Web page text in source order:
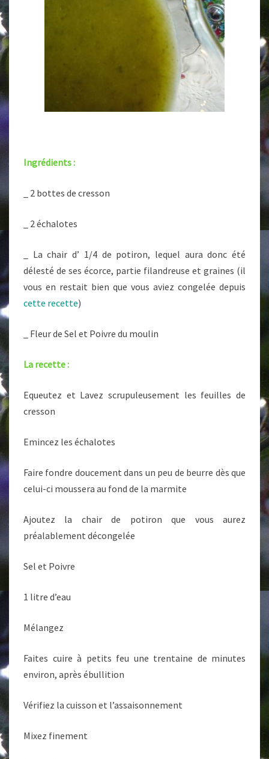
Ingrédients :
_ 2 bottes de cresson
_ 2 échalotes
_ La chair d’ 1/4 de potiron, lequel aura donc été
délesté de ses écorce, partie filandreuse et graines (il
vous en restait bien que vous aviez congelée depuis
cette recette)
_ Fleur de Sel et Poivre du moulin
La recette :
Equeutez et Lavez scrupuleusement les feuilles de
cresson
Emincez les échalotes
Faire fondre doucement dans un peu de beurre dès que
celui-ci moussera au fond de la marmite
Ajoutez la chair de potiron que vous aurez
préalablement décongelée
Sel et Poivre
1 litre d’eau
Mélangez
Faites cuire à petits feu une trentaine de minutes
environ, après ébullition
Vérifiez la cuisson et l’assaisonnement
Mixez finement